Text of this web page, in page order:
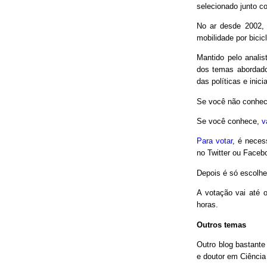
selecionado junto
No ar desde
mobilidade por
Mantido pelo
dos temas
das políticas e
Se você não
Se você conhece,
Para votar, é
no Twitter ou
Depois é só
A votação vai até
horas.
Outros temas
Outro blog
e doutor em